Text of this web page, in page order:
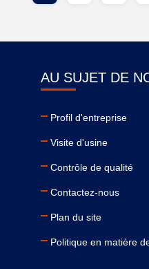
AU SUJET DE
Profil d'entreprise
Visite d'usine
Contrôle de qualité
Contactez-nous
Plan du site
Politique en matière